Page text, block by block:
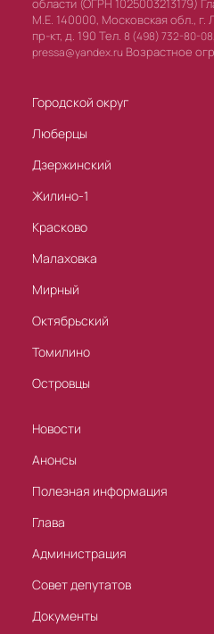
М.Е. 140000, Московская обл.,
пр-кт, д. 190 Тел. 8 (498) 732-80-08,
pressa@yandex.ru Возрастное
Городской округ
Люберцы
Дзержинский
Жилино-1
Красково
Малаховка
Мирный
Октябрьский
Томилино
Островцы
Новости
Анонсы
Полезная информация
Глава
Администрация
Совет депутатов
Документы